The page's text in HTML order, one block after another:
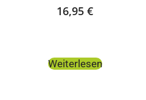
16,95 €
Weiterlesen